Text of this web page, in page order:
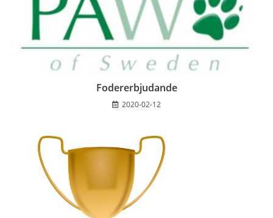
Fodererbjudande
2020-02-12